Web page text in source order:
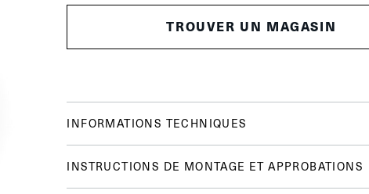
TROUVER UN MAGASIN
INFORMATIONS TECHNIQUES
INSTRUCTIONS DE MONTAGE ET APPROBATIONS